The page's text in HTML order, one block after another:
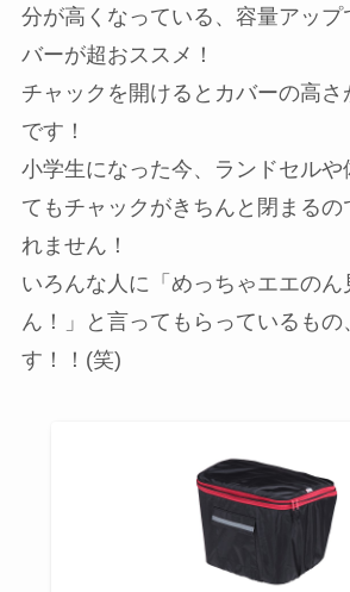
分が高くなっている、容量アップ
バーが超おススメ！
チャックを開けるとカバーの高さ
です！
小学生になった今、ランドセル
てもチャックがきちんと閉まる
れません！
いろんな人に「めっちゃエエのん
ん！」と言ってもらっているもの
す！！(笑)